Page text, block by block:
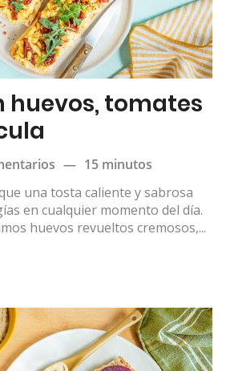
huevos, tomates
— 15 minutos
una tosta caliente y sabrosa
en cualquier momento del día.
huevos revueltos cremosos,...